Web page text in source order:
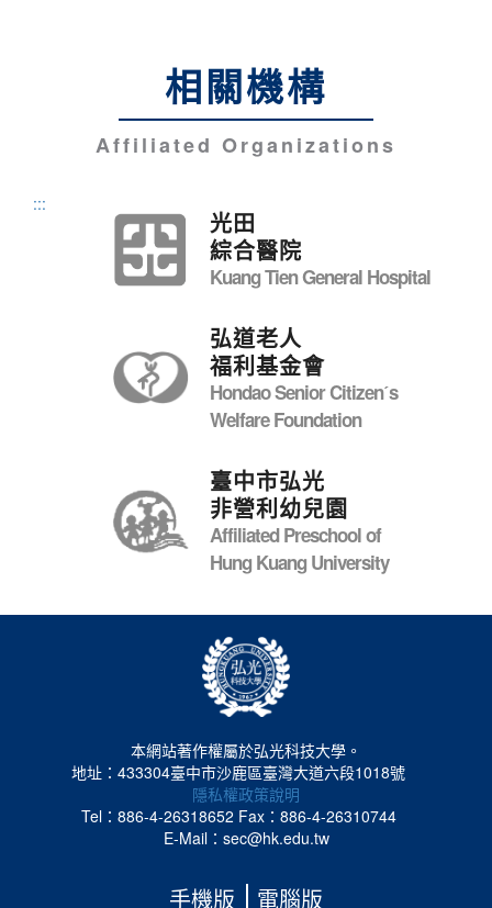
相關機構
Affiliated Organizations
:::
光田
綜合醫院
Kuang Tien General Hospital
弘道老人
福利基金會
Hondao Senior Citizenˊs
Welfare Foundation
臺中市弘光
非營利幼兒園
Affiliated Preschool of
Hung Kuang University
本網站著作權屬於弘光科技大學。
地址：433304臺中市沙鹿區臺灣大道六段1018號
隱私權政策說明
Tel：886-4-26318652 Fax：886-4-26310744
E-Mail：sec@hk.edu.tw
手機版 電腦版